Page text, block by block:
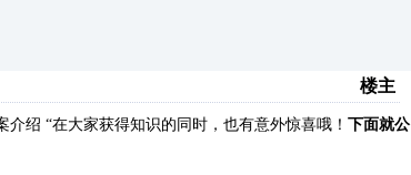
楼主
绍 “在大家获得知识的同时，也有意外惊喜哦！ 下面就公